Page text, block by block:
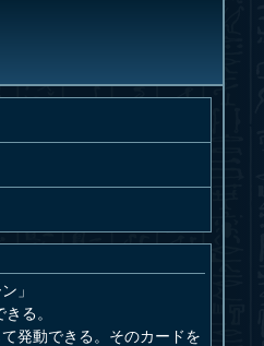
」
る。
発動できる。そのカードを